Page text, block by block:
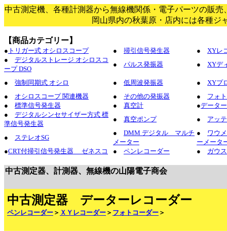
中古測定機、各種計測器から無線機関係・電子パーツの販
岡山県内の秋葉原・店内には各種ジ
【商品カテゴリー】
● トリガー式 オシロスコープ ● 掃引信号発生器 ● XYレ
● デジタルストレージ オシロスコ
ープ DSO
● パルス発振器 ● XYデ
● 強制同期式 オシロ ● 低周波発振器 ● XYプ
● オシロスコープ 関連機器 ● その他の発振器 ● フォ
● 標準信号発生器 ● 真空計 ●データ
● デジタルシンセサイザー方式 標
準信号発生器
● 真空ポンプ ● アッ
● ステレオSG
● DMM デジタル マルチ
メーター
● ワウ
ーメータ
●CRT付掃引信号発生器 ゼネスコ ● ペンレコーダー ● ガウ
中古測定器、計測器、無線機の山陽電子商会
中古測定器 データーレコーダー
ペンレコーダー ＞ ＸＹレコーダー ＞ フォトコーダー ＞